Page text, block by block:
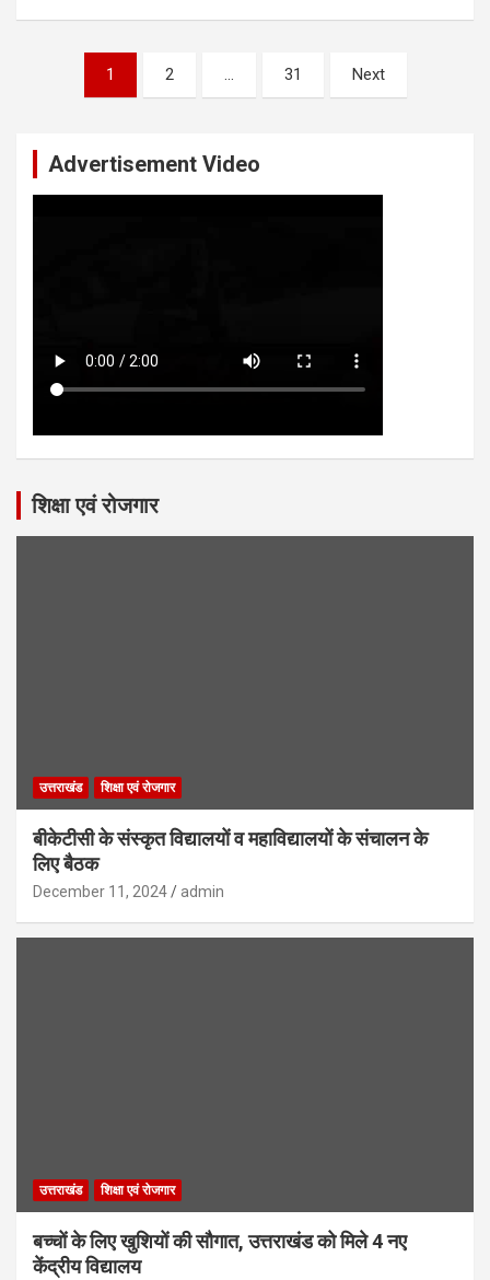
pagination
1 2 … 31 Next
Advertisement Video
शिक्षा एवं रोजगार
उत्तराखंड शिक्षा एवं रोजगार
बीकेटीसी के संस्कृत विद्यालयों व महाविद्यालयों के संचालन के
लिए बैठक
December 11, 2024 admin
उत्तराखंड शिक्षा एवं रोजगार
बच्चों के लिए खुशियों की सौगात, उत्तराखंड को मिले 4 नए
केंद्रीय विद्यालय